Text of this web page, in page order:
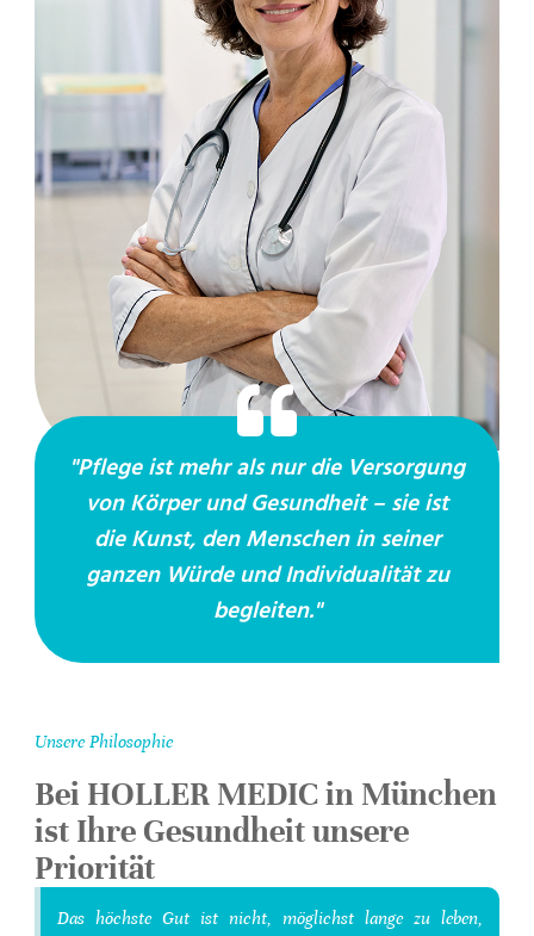
Unsere Philosophie
Bei HOLLER MEDIC in München
ist Ihre Gesundheit unsere
Priorität
Das höchste Gut ist nicht, möglichst lange zu leben,
"Pflege ist mehr als nur die Versorgung
von Körper und Gesundheit – sie ist
die Kunst, den Menschen in seiner
ganzen Würde und Individualität zu
begleiten."